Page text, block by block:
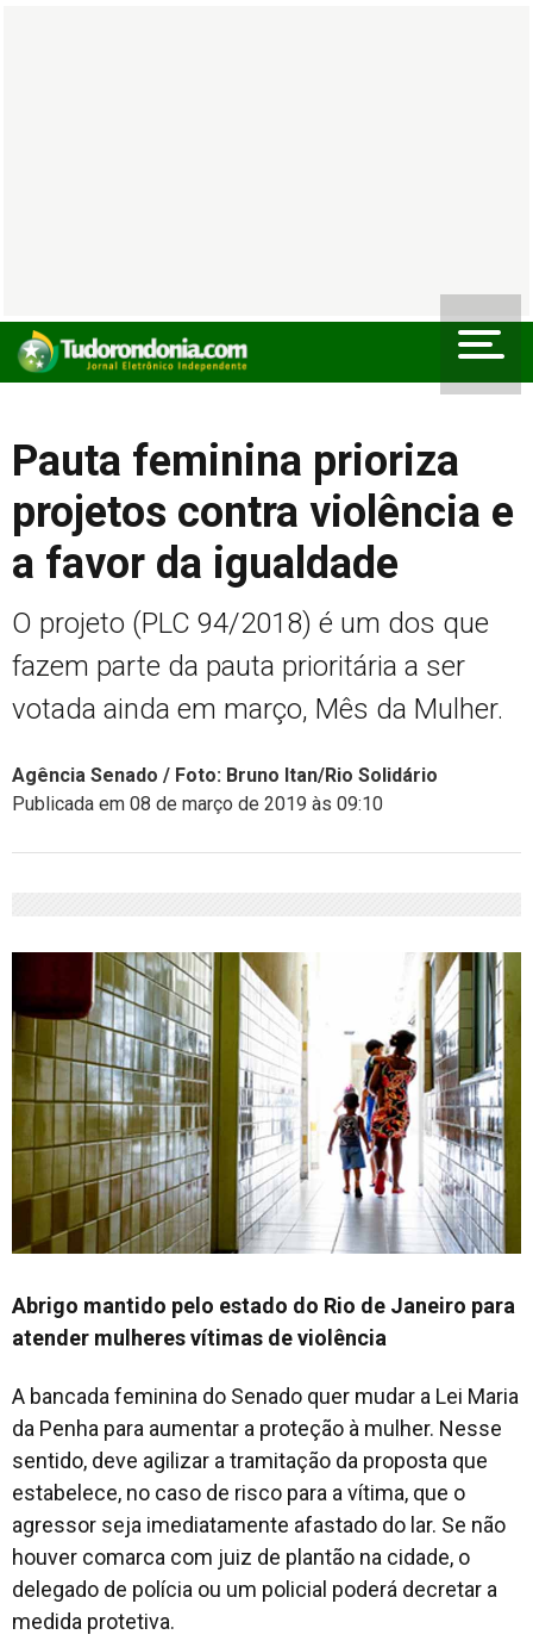
Pauta feminina prioriza
projetos contra violência e
a favor da igualdade
O projeto (PLC 94/2018) é um dos que
fazem parte da pauta prioritária a ser
votada ainda em março, Mês da Mulher.
Agência Senado / Foto: Bruno Itan/Rio Solidário
Publicada em 08 de março de 2019 às 09:10
Abrigo mantido pelo estado do Rio de Janeiro para
atender mulheres vítimas de violência
A bancada feminina do Senado quer mudar a Lei Maria
da Penha para aumentar a proteção à mulher. Nesse
sentido, deve agilizar a tramitação da proposta que
estabelece, no caso de risco para a vítima, que o
agressor seja imediatamente afastado do lar. Se não
houver comarca com juiz de plantão na cidade, o
delegado de polícia ou um policial poderá decretar a
medida protetiva.